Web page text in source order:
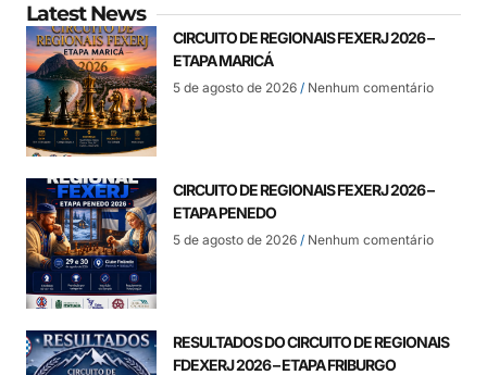
Latest News
CIRCUITO DE REGIONAIS FEXERJ 2026 –
ETAPA MARICÁ
5 de agosto de 2026 Nenhum comentário
CIRCUITO DE REGIONAIS FEXERJ 2026 –
ETAPA PENEDO
5 de agosto de 2026 Nenhum comentário
RESULTADOS DO CIRCUITO DE REGIONAIS
FDEXERJ 2026 – ETAPA FRIBURGO